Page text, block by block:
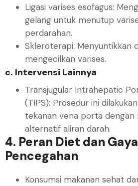
Ligasi varises esofagus:
gelang untuk menutup
perdarahan.
Skleroterapi: Menyuntikkan
mengecilkan varises.
c. Intervensi Lainnya
Transjugular Intrahepatic
(TIPS): Prosedur ini
tekanan vena porta
alternatif aliran darah.
4. Peran Diet dan
Pencegahan
Konsumsi makanan sehat